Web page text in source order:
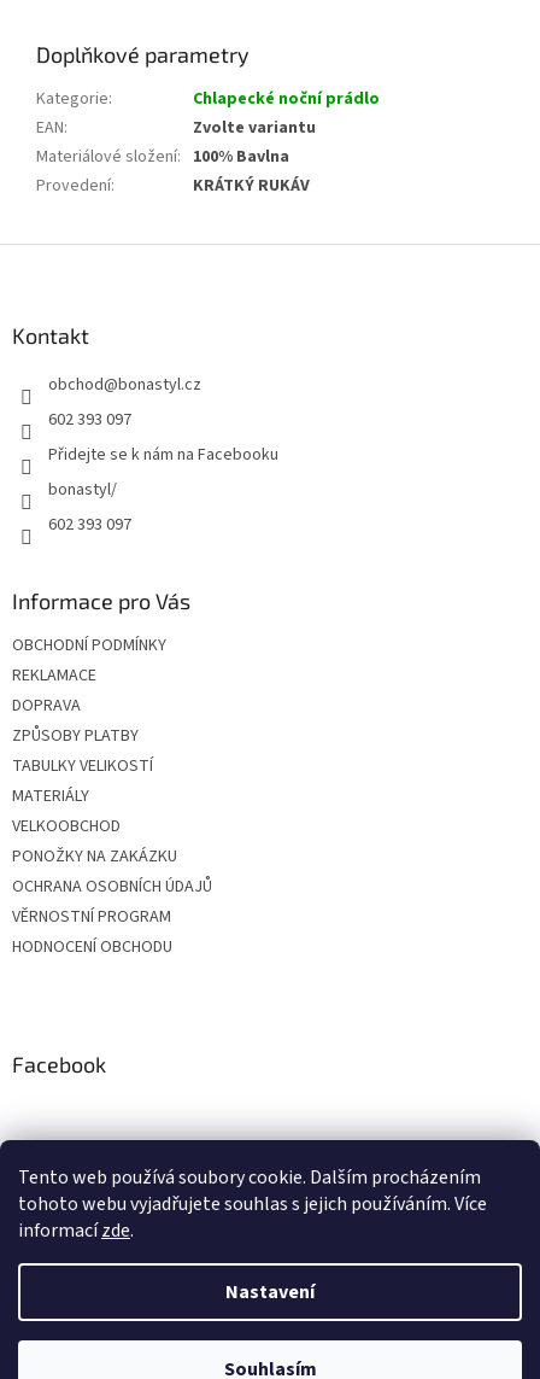
Tento web používá soubory cookie. Dalším procházením
tohoto webu vyjadřujete souhlas s jejich používáním. Více
informacízde.
Nastavení
Souhlasím
Vážení zákazníci, z důvodu čerpání dovolených budou objednávky
přijaté v období od 20. do 24. července expedovány po 28. 7. Zároveň si
Vás dovolujeme upozornit, že v průběhu letních prázdnin může být
expedice o pár dní prodloužena. Děkujeme Vám za pochopení a
Doplňkové parametry
Kategorie:
Chlapecké noční prádlo
EAN:
Zvolte variantu
Materiálové složení: 100% Bavlna
Provedení: KRÁTKÝ RUKÁV
Kontakt
obchod@bonastyl.cz
602 393 097
Přidejte se k nám na Facebooku
bonastyl/
602 393 097
Informace pro Vás
OBCHODNÍ PODMÍNKY
REKLAMACE
DOPRAVA
ZPŮSOBY PLATBY
TABULKY VELIKOSTÍ
MATERIÁLY
VELKOOBCHOD
PONOŽKY NA ZAKÁZKU
OCHRANA OSOBNÍCH ÚDAJŮ
VĚRNOSTNÍ PROGRAM
HODNOCENÍ OBCHODU
Facebook
Vytvořil Shoptet
BONASTYL. Všechna práva vyhrazena.